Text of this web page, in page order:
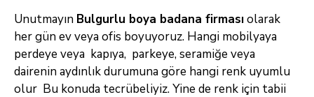
Unutmayın Bulgurlu boya badana firmasıolarak
her gün ev veyaofis boyuyoruz. Hangi mobilyaya
perdeye veya kapıya, parkeye, seramiğe veya
dairenin aydınlık durumuna göre hangi renk uyumlu
olur Bu konuda tecrübeliyiz. Yine de renk için tabii